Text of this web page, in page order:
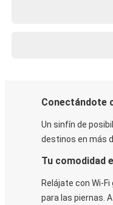
Conectándote
Un sinfín de
destinos en más
Tu comodidad
Relájate con Wi-
para las piernas.